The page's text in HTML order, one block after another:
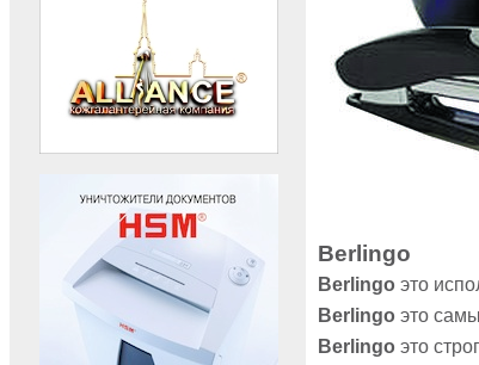
Berlingo
Berlingo это
Berlingo это
Berlingo это